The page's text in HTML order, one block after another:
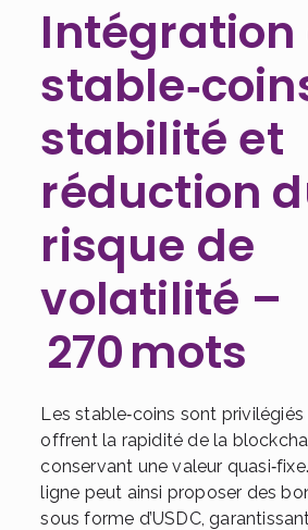
Intégration
stabilité et
réduction
risque de
volatilité –
270 mots
Les stable‑coins sont privilégiés
offrent la rapidité de la
conservant une valeur
ligne peut ainsi proposer des
sous forme d’USDC,